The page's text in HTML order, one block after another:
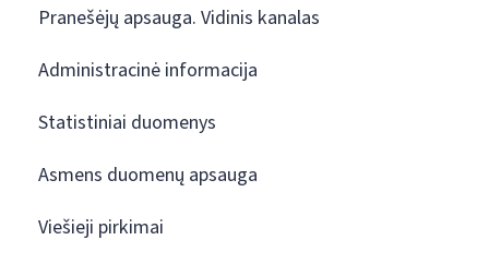
Pranešėjų apsauga. Vidinis kanalas
Administracinė informacija
Statistiniai duomenys
Asmens duomenų apsauga
Viešieji pirkimai